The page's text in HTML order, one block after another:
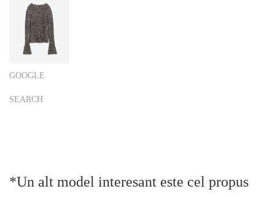
GOOGLE
SEARCH
*Un alt model interesant este cel propus